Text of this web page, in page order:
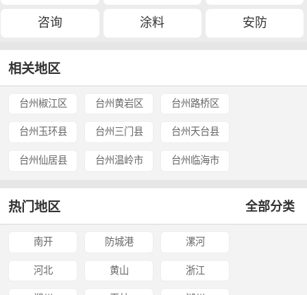
咨询 涂料 安防
相关地区
台州椒江区 台州黄岩区 台州路桥区
台州玉环县 台州三门县 台州天台县
台州仙居县 台州温岭市 台州临海市
热门地区 全部分类
南开 防城港 漯河
河北 黄山 浙江